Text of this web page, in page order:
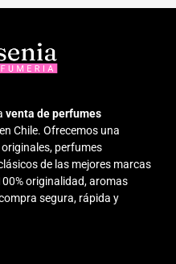
venta de perfumes
Chile. Ofrecemos una
perfumes
de las mejores marcas
originalidad, aromas
segura, rápida y